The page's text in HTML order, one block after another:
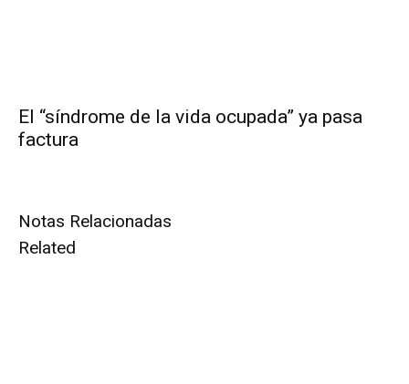
El “síndrome de la vida ocupada” ya pasa
factura
Notas Relacionadas
Related